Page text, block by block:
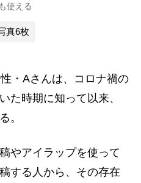
使える
真6枚
・Aさんは、コロナ禍の
た時期に知って以来、
。
やアイラップを使って
する人から、その存在